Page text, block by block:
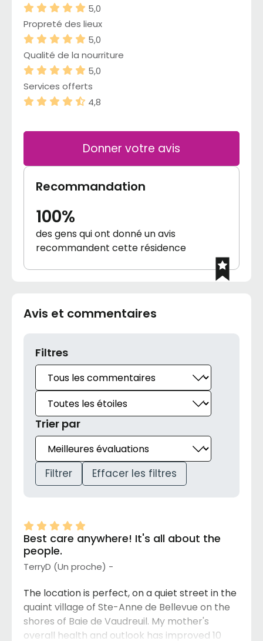
5,0
Propreté des lieux
5,0
Qualité de la nourriture
5,0
Services offerts
4,8
Donner votre avis
Recommandation
100%
des gens qui ont donné un avis
recommandent cette résidence
Avis et commentaires
Filtres
Trier par
Filtrer Effacer les filtres
Best care anywhere! It's all about the
people.
TerryD (Un proche) -
The location is perfect, on a quiet street in the
quaint village of Ste-Anne de Bellevue on the
shores of Baie de Vaudreuil. My mother's
overall health and outlook has improved 10